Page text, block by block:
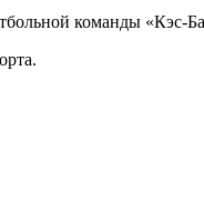
команды «Кэс-